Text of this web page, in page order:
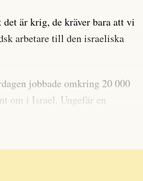
är krig, de kräver bara att vi
arbetare till den israeliska
jobbade omkring 20 000
om i Israel. Ungefär en